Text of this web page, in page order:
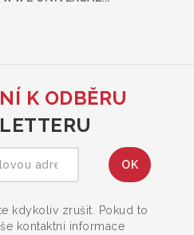
K ODBĚRU
kdykoliv zrušit. Pokud to
kontaktní informace